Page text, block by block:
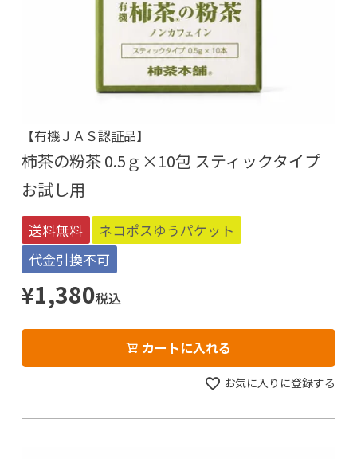
【有機ＪＡＳ認証品】
柿茶の粉茶 0.5ｇ×10包 スティックタイプ
お試し用
送料無料
ネコポスゆうパケット
代金引換不可
¥1,380税込
カートに入れる
お気に入りに登録する